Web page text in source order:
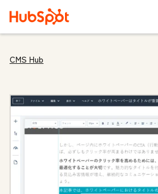
CMS Hub